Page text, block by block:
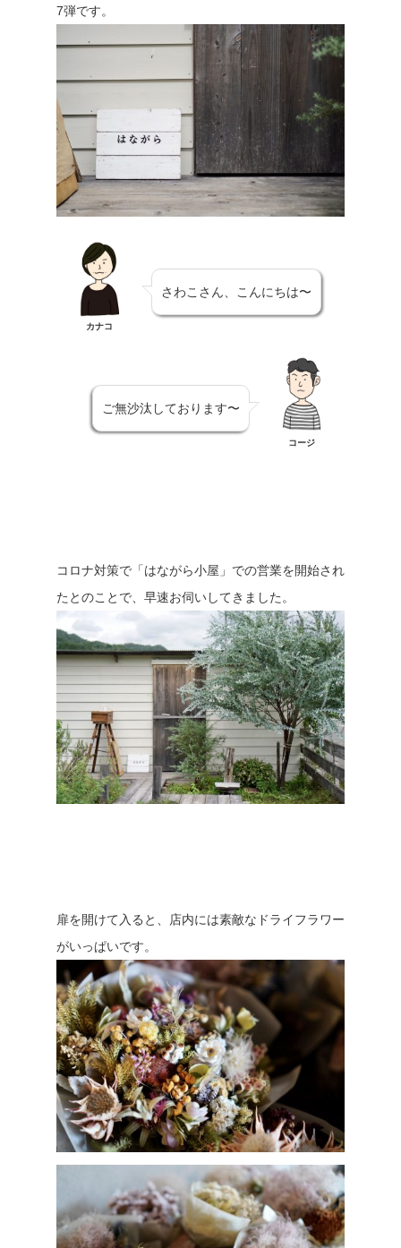
7弾です。
カナコ
さわこさん、こんにちは〜
ご無沙汰しております〜
コージ
コロナ対策で「はながら小屋」での営業を開始され
たとのことで、早速お伺いしてきました。
扉を開けて入ると、店内には素敵なドライフラワー
がいっぱいです。